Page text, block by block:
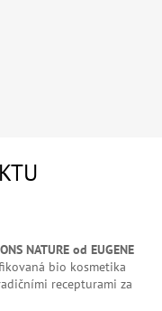
NATURE od EUGENE
bio kosmetika
recepturami za